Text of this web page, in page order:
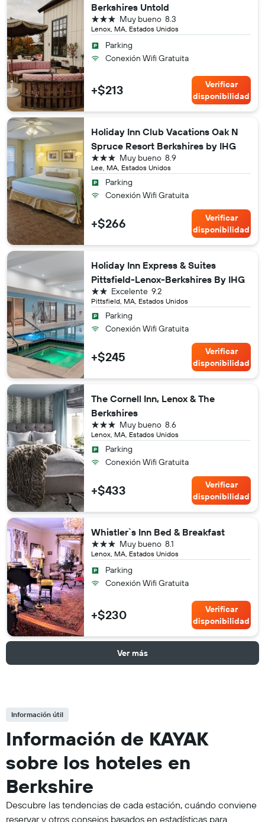
Berkshires Untold
Lenox, MA, Estados Unidos
8.3
Muy bueno
3 estrellas
Parking
Conexión Wifi Gratuita
+$213
Verificar
disponibilidad
Holiday Inn Club Vacations Oak N
Spruce Resort Berkshires by IHG
Lee, MA, Estados Unidos
8.9
Muy bueno
3 estrellas
Parking
Conexión Wifi Gratuita
+$266
Verificar
disponibilidad
Holiday Inn Express & Suites
Pittsfield-Lenox-Berkshires By IHG
Pittsfield, MA, Estados Unidos
9.2
Excelente
2 estrellas
Parking
Conexión Wifi Gratuita
+$245
Verificar
disponibilidad
The Cornell Inn, Lenox & The
Berkshires
Lenox, MA, Estados Unidos
8.6
Muy bueno
3 estrellas
Parking
Conexión Wifi Gratuita
+$433
Verificar
disponibilidad
Whistler`s Inn Bed & Breakfast
Lenox, MA, Estados Unidos
8.1
Muy bueno
3 estrellas
Parking
Conexión Wifi Gratuita
+$230
Verificar
disponibilidad
Ver más
Información útil
Información de KAYAK
sobre los hoteles en
Berkshire
Descubre las tendencias de cada estación, cuándo conviene
reservar y otros consejos basados en estadísticas para